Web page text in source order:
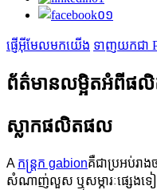
ផ្ញើអ៊ីមែលមកយើង ទាញយកជា
ព័ត៌មានលម្អិតអំពីផ
ស្លាកផលិតផល
A កន្ត្រក gabionគឺជាប្រអប់រា
សំណាញ់លួស ឬសម្ភារៈផ្សេងទៀត